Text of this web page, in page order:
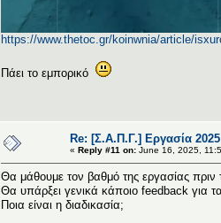
https://www.thetoc.gr/koinwnia/article/
Πάει το εμπορικό
Re: [Σ.Α.Π.Γ.] Εργασία 2025
« Reply #11 on: June 16, 2025,
Θα μάθουμε τον βαθμό της εργασίας πριν
Θα υπάρξει γενικά κάποιο feedback για
Ποια είναι η διαδικασία;